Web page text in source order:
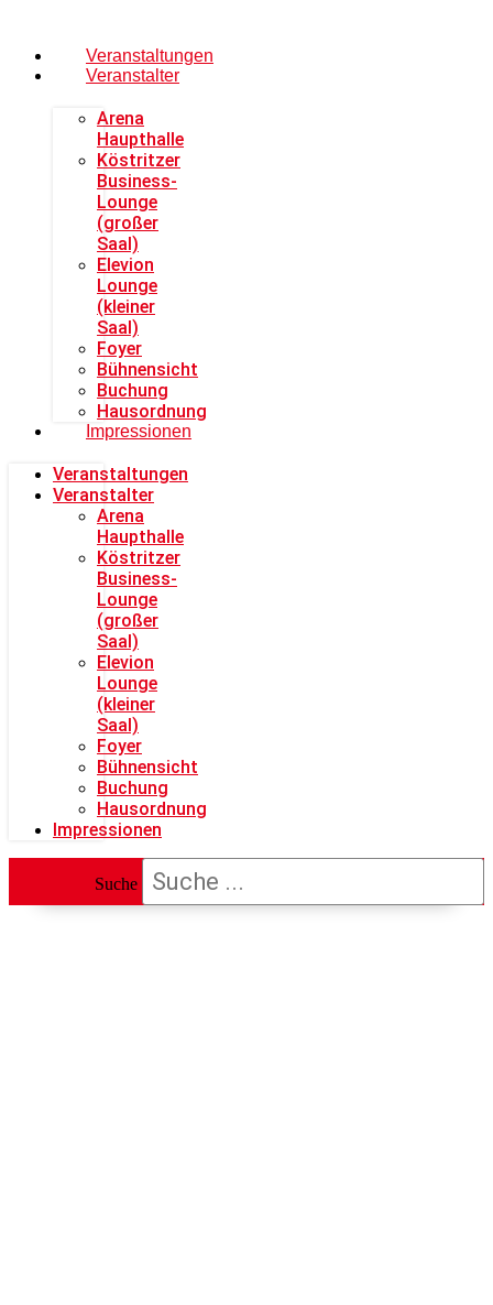
Veranstaltungen
Veranstalter
Arena
Haupthalle
Köstritzer
Business-
Lounge
(großer
Saal)
Elevion
Lounge
(kleiner
Saal)
Foyer
Bühnensicht
Buchung
Hausordnung
Impressionen
Veranstaltungen
Veranstalter
Arena
Haupthalle
Köstritzer
Business-
Lounge
(großer
Saal)
Elevion
Lounge
(kleiner
Saal)
Foyer
Bühnensicht
Buchung
Hausordnung
Impressionen
Suche